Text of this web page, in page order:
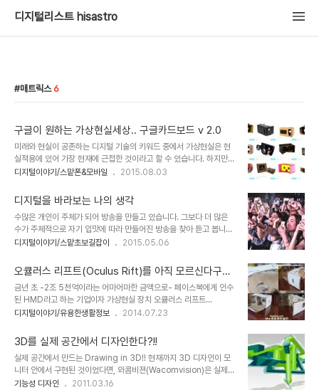
디지털리스트 hisastro
매트릭스 6
구글이 원하는 가상현실세상.. 구글카드보드 v 2.0
미래와 현실이 공존하는 디지털 기술의 키워드 중에서 가상현실은 현
실적용에 있어 가장 현재에 근접한 것이라고 할 수 있습니다. 하지만
그건 오큘러스리프트가 세상에 선보이기 전까지는 상상에 불과했던
라는 것을 구현한 다양한 미디어들에서의 표현들은 상상을 다시 상상
해야 하는 것과 다르지 않을 만큼 현실감이 떨어졌다고 해야할 겁니다.
▲ 미래소년 코난의 한장면 많은이들의 호평을 얻었던 영화 매트릭스
에서 연출된 가상현실 장면이나 미래소년 코난 마지막 부분에서의 그
것은 정말 대단해 보이긴 했지만 지금 당장 구현하기 어려운 것이라 느
www.zmescience.com 부연적으로 오큘러스리프트의 장치구
디지털이야기/스맡폰&모바일 2015.08.03
디지털을 바라보는 나의 생각
수많은 개인이 주체가 되어 방송을 만들고 있습니다. 그보다 더 많은
수가 주체적으로 자기 입맛에 따라 만들어진 방송을 찾아 듣고 봅니다.
무인 헬기(드론,Drone)로 원격조정하여 사진은 물론 동영상을 실시
체입니다. 이미지 출처: www.cboxinginfo.com 최근, 스포츠 연예
관련 포스트들은 어김없이 파퀴아오와 메이웨더 권투시합 이야기로
봇물을 이뤘습니다. 제 관심은 그 시선이 모아진 빅매치를 즐기는 과정
의 변화에 있었습니다. 즉, 페리스콥(Periscope)과 같은 간단한 앱을
활용한 개인들의 동영상 전송으로 그 방송을 본 이들이 적지 않다는 사
그립고 아쉽습니다...
디지털이야기/스맡초보길잡이 2015.05.06
오큘러스 리프트(Oculus Rift)를 아직 모르신다구
요?
금년 초 -2조 5천억이라는 어마어마한 금액으로- 페이스북에게 인수
된 HMD라고 하는 기업이자 가상현실 장치 오큘러스 리프트
(Oculus Rift). 얼마 전엔 구글 개발자 대회인 I/O컨퍼런스에서 -어
(Cardboard)를 참가자들에게 선물로 나눠줘서 또 한번 화제가 되었
었습니다. 저도 그 내용을 주제로 포스팅하기도 했습니다. 구글은 페이
스북을 조롱한거야~! 그리고 간단히 그걸 한번 따라 해본다고 하나를
시험 삼아 만들어 보기도 했습니다.만드는 솜씨기 부족했지만 사용해
본 결과... 오~ 정말 이거 괜찮더군요. ㅎ 아래는 제가 만든 허접 카드
디지털이야기/유용한생활정보 2014.07.23
3D를 실제 공간에서 디자인한다?!!
실제 공간에서 만드는 Drawing in 3D!! 현재까지 3D 디자인이 모
니터 안에서 구현된 것이었다면, 와콤비젼(Wacomvision)은 실제
공간에 디자인을 할 수 있는 입체 캔버스 디자인 컨셉으로써 이건 그야
기능성 디자인 2011.03.16